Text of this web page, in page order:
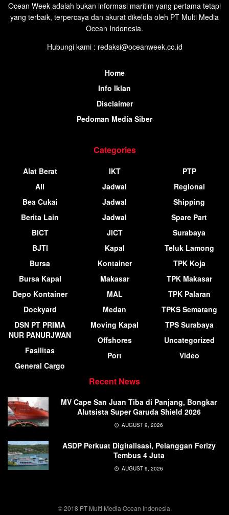
Ocean Week adalah bukan informasi maritim yang pertama tetapi
yang terbaik, terpercaya dan akurat dikelola oleh PT Multi Media
Ocean Indonesia.
Hubungi kami : redaksi@oceanweek.co.id
Home
Info Iklan
Disclaimer
Pedoman Media Siber
Categories
Alat Berat
All
Bea Cukai
Berita Lain
BICT
BJTI
Bursa
Bursa Kapal
Depo Kontainer
Dockyard
DSN PT PRIMA
NUR PANURJWAN
Fasilitas
General Cargo
IKT
Jadwal
Jadwal
Jadwal
JICT
Kapal
Kontainer
Makasar
MAL
Medan
Moving Kapal
Offshores
Port
PTP
Regional
Shipping
Spare Part
Surabaya
Teluk Lamong
TPK Koja
TPK Makasar
TPK Palaran
TPKS Semarang
TPS Surabaya
Uncategorized
Video
Recent News
MV Cape San Juan Tiba di Panjang, Bongkar
Alutsista Super Garuda Shield 2026
AUGUST 9, 2026
ASDP Perkuat Digitalisasi, Pelanggan Ferizy
Tembus 4 Juta
AUGUST 9, 2026
© 2018 PT Multi Media Ocean Indonesia.